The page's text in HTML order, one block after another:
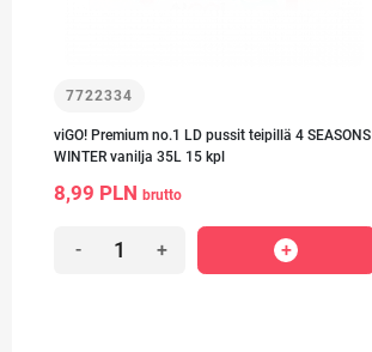
7722334
viGO! Premium no.1 LD pussit teipillä 4 SEASONS
WINTER vanilja 35L 15 kpl
8,99 PLN brutto
- +